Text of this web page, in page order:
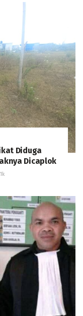
Diduga
Dicaplok